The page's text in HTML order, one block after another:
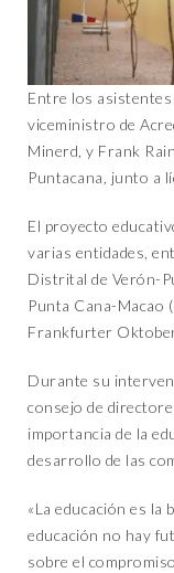
Entre los asistentes
viceministro de
Minerd, y Frank
Puntacana, junto a
El proyecto
varias entidades,
Distrital de Verón-
Punta Cana-Macao
Frankfurter
Durante su
consejo de
importancia de la
desarrollo de las
«La educación es la
educación no hay
sobre el